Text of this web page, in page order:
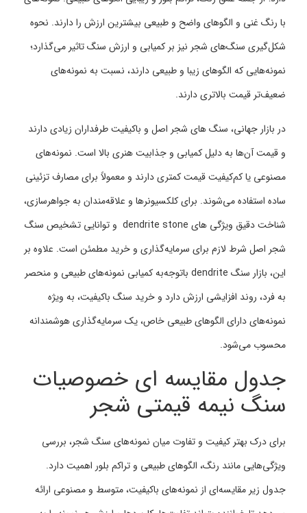
با رنگ غنی و الگوهای واضح و طبیعی بیشترین ارزش را دارند. نحوه
شکل‌گیری سنگ‌های شجر نیز بر کمیابی و ارزش سنگ تاثیر می‌گذارد؛
نمونه‌هایی که الگوهای زیبا و طبیعی دارند، نسبت به نمونه‌های
ضعیف‌تر قیمت بالاتری دارند.
در بازار جهانی، سنگ ‌های شجر اصل و باکیفیت طرفداران زیادی دارند
و قیمت آن‌ها به دلیل کمیابی و جذابیت هنری بالا است. نمونه‌های
مصنوعی یا کم‌کیفیت قیمت کمتری دارند و معمولاً برای مصارف تزئینی
ساده استفاده می‌شوند. برای کلکسیونرها و علاقه‌مندان به جواهرسازی،
شناخت دقیق ویژگی های dendrite stone و توانایی تشخیص سنگ
شجر اصل شرط لازم برای سرمایه‌گذاری و خرید مطمئن است. علاوه بر
این، بازار سنگ dendrite باتوجه‌به کمیابی نمونه‌های طبیعی و منحصر
به فرد، روند افزایشی ارزش دارد و خرید سنگ باکیفیت، به ویژه
نمونه‌های دارای الگوهای طبیعی خاص، یک سرمایه‌گذاری هوشمندانه
محسوب می‌شود.
جدول مقایسه ‌ای خصوصیات
سنگ نیمه قیمتی شجر
برای درک بهتر کیفیت و تفاوت میان نمونه‌های سنگ شجر، بررسی
ویژگی‌هایی مانند رنگ، الگوهای طبیعی و تراکم بلور اهمیت دارد.
جدول زیر مقایسه‌ای از نمونه‌های باکیفیت، متوسط و مصنوعی ارائه